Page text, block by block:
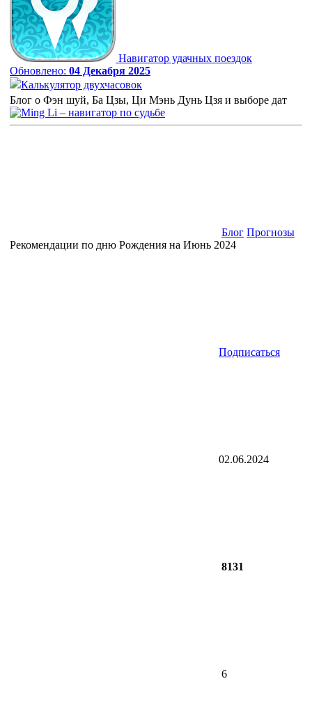
Навигатор удачных поездок
Обновлено: 04 Декабря 2025
Калькулятор двухчасовок
Блог о Фэн шуй, Ба Цзы, Ци Мэнь Дунь Цзя и выборе дат
Блог Прогнозы
Рекомендации по дню Рождения на Июнь 2024
Подписаться
02.06.2024
8131
6